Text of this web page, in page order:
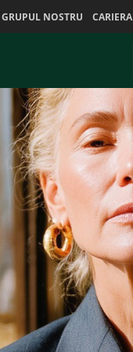
GRUPUL NOSTRU CARIERA